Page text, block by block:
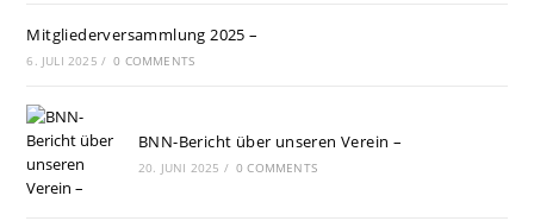
Mitgliederversammlung 2025 –
6. JULI 2025 / 0 COMMENTS
BNN-Bericht über unseren Verein –
20. JUNI 2025 / 0 COMMENTS